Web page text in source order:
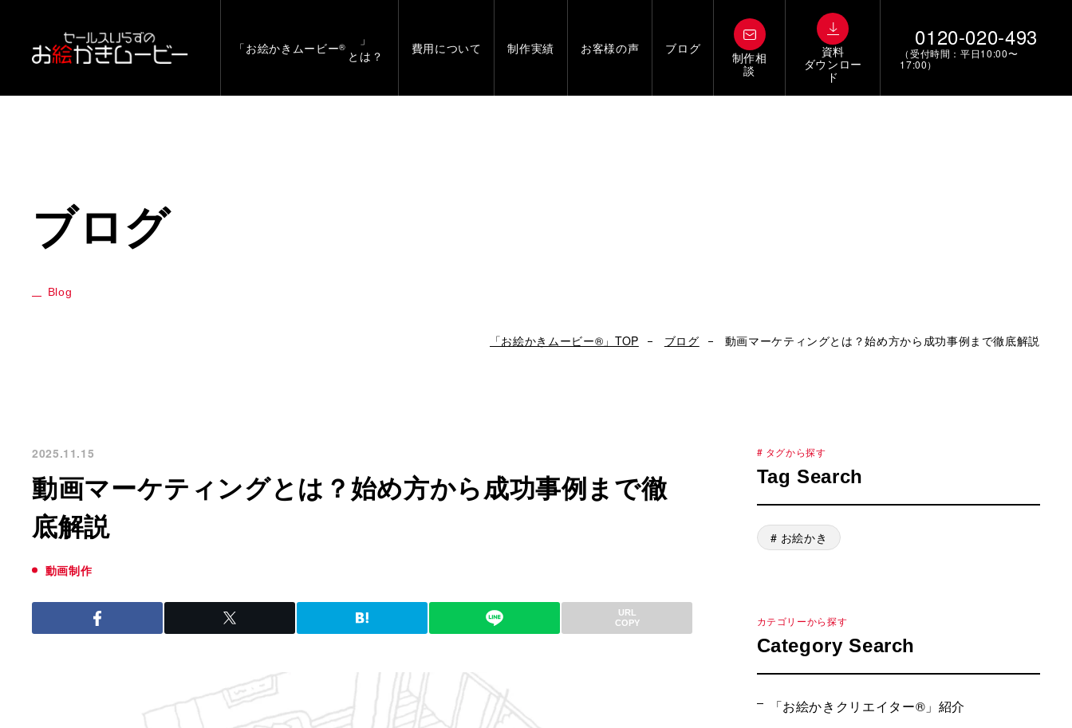
「お絵かきムービー®
」
とは？
費用について 制作実績 お客様の声 ブログ
制作相
談
資料
ダウンロー
ド
0120-020-493
（受付時間：平日10:00〜
17:00）
ブログ
Blog
「お絵かきムービー®」TOP ブログ 動画マーケティングとは？始め方から成功事例まで徹底解説
2025.11.15
動画マーケティングとは？始め方から成功事例まで徹
底解説
動画制作
URL
COPY
# タグから探す
Tag Search
# お絵かき
カテゴリーから探す
Category Search
「お絵かきクリエイター®」紹介